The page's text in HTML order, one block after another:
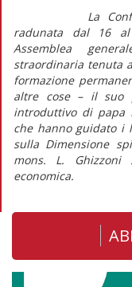
La
radunata dal 16
Assemblea
straordinaria tenuta
formazione
altre cose – il suo
introduttivo di papa
che hanno guidato i
sulla Dimensione
mons. L. Ghizzoni
economica.